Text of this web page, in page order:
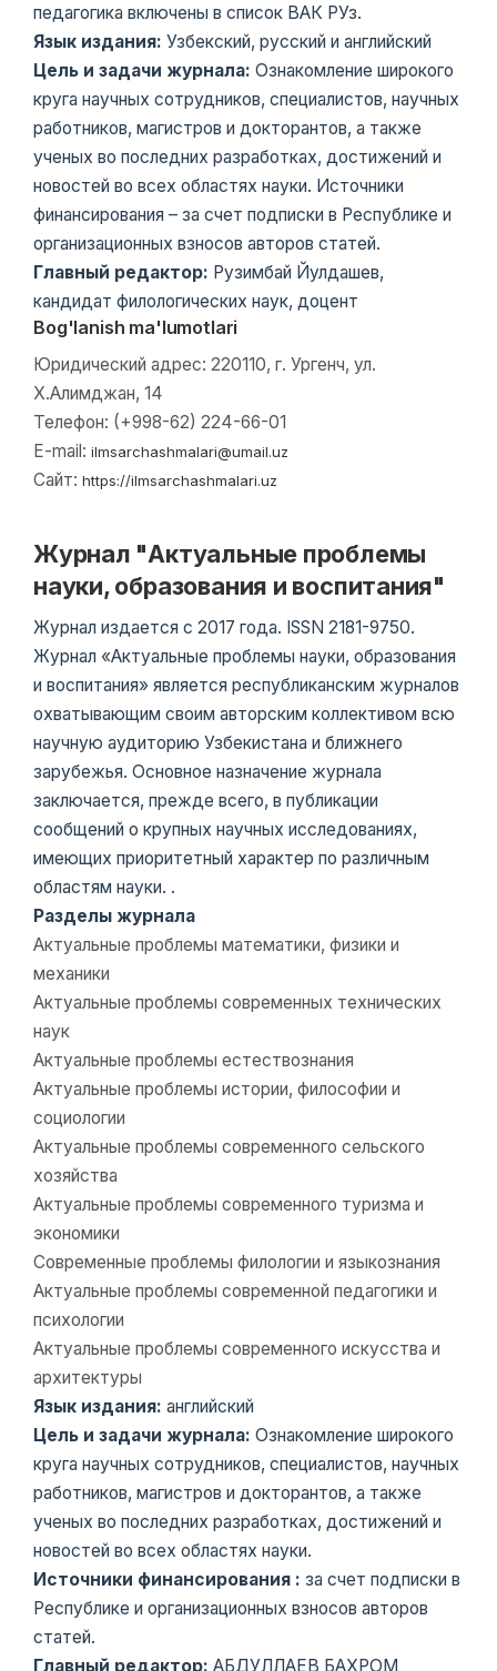
педагогика включены в список ВАК РУз.
Язык издания: Узбекский, русский и английский
Цель и задачи журнала: Ознакомление широкого
круга научных сотрудников, специалистов, научных
работников, магистров и докторантов, а также
ученых во последних разработках, достижений и
новостей во всех областях науки. Источники
финансирования – за счет подписки в Республике и
организационных взносов авторов статей.
Главный редактор: Рузимбай Йулдашев,
кандидат филологических наук, доцент
Bog'lanish ma'lumotlari
Юридический адрес: 220110, г. Ургенч, ул.
Х.Алимджан, 14
Телефон: (+998-62) 224-66-01
E-mail: ilmsarchashmalari@umail.uz
Сайт: https://ilmsarchashmalari.uz
Журнал "Актуальные проблемы
науки, образования и воспитания"
Журнал издается с 2017 года. ISSN 2181-9750.
Журнал «Актуальные проблемы науки, образования
и воспитания» является республиканским журналов
охватывающим своим авторским коллективом всю
научную аудиторию Узбекистана и ближнего
зарубежья. Основное назначение журнала
заключается, прежде всего, в публикации
сообщений о крупных научных исследованиях,
имеющих приоритетный характер по различным
областям науки. .
Разделы журнала
Актуальные проблемы математики, физики и
механики
Актуальные проблемы современных технических
наук
Актуальные проблемы естествознания
Актуальные проблемы истории, философии и
социологии
Актуальные проблемы современного сельского
хозяйства
Актуальные проблемы современного туризма и
экономики
Современные проблемы филологии и языкознания
Актуальные проблемы современной педагогики и
психологии
Актуальные проблемы современного искусства и
архитектуры
Язык издания: английский
Цель и задачи журнала: Ознакомление широкого
круга научных сотрудников, специалистов, научных
работников, магистров и докторантов, а также
ученых во последних разработках, достижений и
новостей во всех областях науки.
Источники финансирования : за счет подписки в
Республике и организационных взносов авторов
статей.
Главный редактор: АБДУЛЛАЕВ БАХРОМ